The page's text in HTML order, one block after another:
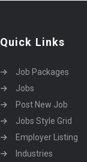
Quick Links
Job Packages
Jobs
Post New Job
Jobs Style Grid
Employer Listing
Industries